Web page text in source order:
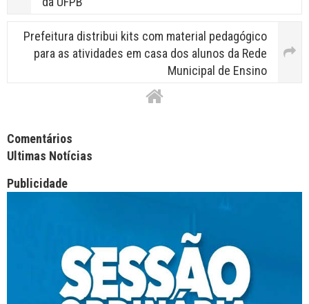
Prefeitura distribui kits com material pedagógico
para as atividades em casa dos alunos da Rede
Municipal de Ensino
Facebook Comments APPID
Comentários
Ultimas Notícias
Publicidade